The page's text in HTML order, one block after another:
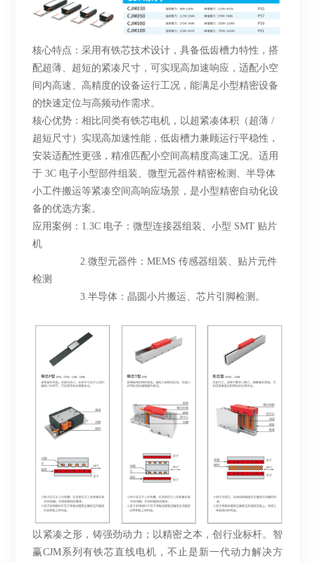
核心特点：采用有铁芯技术设计，具备低齿槽力特性，搭
配超薄、超短的紧凑尺寸，可实现高加速响应，适配小空
间内高速、高精度的设备运行工况，能满足小型精密设备
的快速定位与高频动作需求。
核心优势：相比同类有铁芯电机，以超紧凑体积（超薄 /
超短尺寸）实现高加速性能，低齿槽力兼顾运行平稳性，
安装适配性更强，精准匹配小空间高精度高速工况。适用
于 3C 电子小型部件组装、微型元器件精密检测、半导体
小工件搬运等紧凑空间高响应场景，是小型精密自动化设
备的优选方案。
应用案例： 1.3C 电子：微型连接器组装、小型 SMT 贴片
机
2.微型元器件：MEMS 传感器组装、贴片元件
检测
3.半导体：晶圆小片搬运、芯片引脚检测。
以紧凑之形，铸强劲动力；以精密之本，创行业标杆。智
赢CJM系列有铁芯直线电机，不止是新一代动力解决方